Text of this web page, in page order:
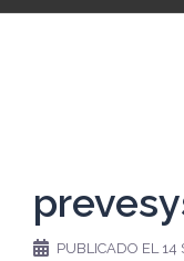
PUBLICADO EL 14